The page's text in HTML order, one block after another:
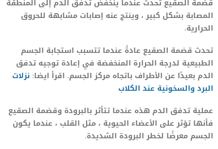
قضمة الصقيع تحدث عندما ينخفض ​​تدفق الدم إلى المنطقة
المصابة بشكل كبير ، وينتج عنه إصابات مشابهة للحروق
الحرارية.
تحدث قضمة الصقيع عادةً عندما تتسبب استجابة الجسم
الطبيعية لدرجة الحرارة المنخفضة في إعادة توجيه تدفق
الدم بعيدًا عن الأطراف باتجاه مركز الجسم. اقرأ ايضا: نزلات
البرد والسخونية عند الكلاب
عملية تدفق الدم هذه عندما تتأثر بالبرودة وقضمة الصقيع
فأنها تؤثر على الأعضاء الحيوية ، مثل القلب ، عندما يكون
الجسم معرضًا لخطر البرودة الشديدة.